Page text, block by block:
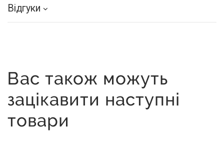
Відгуки
Вас також можуть
зацікавити наступні
товари